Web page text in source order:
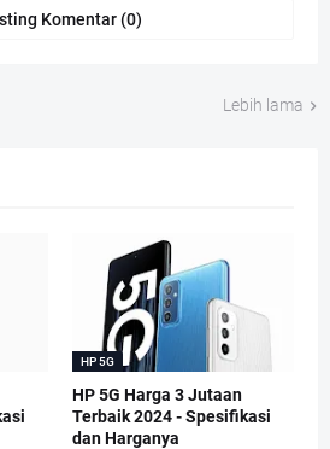
Komentar (0)
Lebih lama
HP 5G
HP 5G Harga 3 Jutaan
Terbaik 2024 - Spesifikasi
dan Harganya